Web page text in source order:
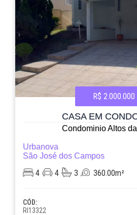
R$ 2.000.000
CASA EM
Condominio Altos
Urbanova
São José dos Campos
4 4 3 360.00m²
CÓD:
RI13322